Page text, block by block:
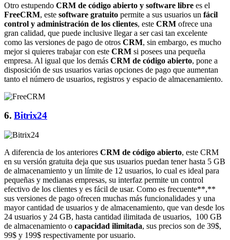
Otro estupendo CRM de código abierto y software libre es el
FreeCRM, este software gratuito permite a sus usuarios un fácil
control y administración de los clientes, este CRM ofrece una
gran calidad, que puede inclusive llegar a ser casi tan excelente
como las versiones de pago de otros CRM, sin embargo, es mucho
mejor si quieres trabajar con este CRM si posees una pequeña
empresa. Al igual que los demás CRM de código abierto, pone a
disposición de sus usuarios varias opciones de pago que aumentan
tanto el número de usuarios, registros y espacio de almacenamiento.
6.Bitrix24
A diferencia de los anteriores CRM de código abierto, este CRM
en su versión gratuita deja que sus usuarios puedan tener hasta 5 GB
de almacenamiento y un límite de 12 usuarios, lo cual es ideal para
pequeñas y medianas empresas, su interfaz permite un control
efectivo de los clientes y es fácil de usar. Como es frecuente**,**
sus versiones de pago ofrecen muchas más funcionalidades y una
mayor cantidad de usuarios y de almacenamiento, que van desde los
24 usuarios y 24 GB, hasta cantidad ilimitada de usuarios, 100 GB
de almacenamiento o capacidad ilimitada, sus precios son de 39$,
99$ y 199$ respectivamente por usuario.